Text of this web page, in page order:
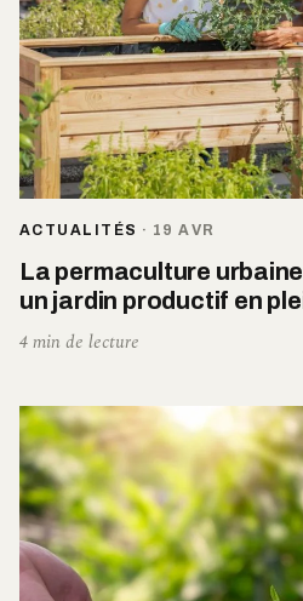
ACTUALITÉS · 19 AVR
La permaculture
un jardin productif en
4 min de lecture